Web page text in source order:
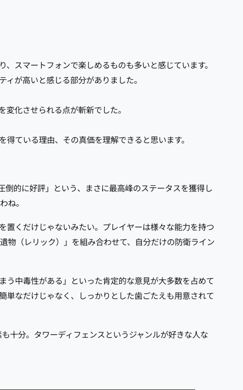
スマートフォンで楽しめるものも多いと感じています。
が高いと感じる部分がありました。
化させられる点が斬新でした。
ている理由、その真価を理解できると思います。
的に好評」という、まさに最高峰のステータスを獲得し
ね。
置くだけじゃないみたい。プレイヤーは様々な能力を持つ
物（レリック）」を組み合わせて、自分だけの防衛ライン
う中毒性がある」といった肯定的な意見が大多数を占めて
単なだけじゃなく、しっかりとした歯ごたえも用意されて
十分。タワーディフェンスというジャンルが好きな人な